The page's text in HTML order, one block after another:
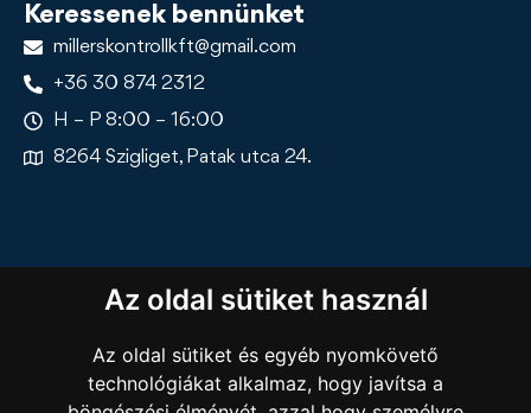
Az oldal sütiket használ
Az oldal sütiket és egyéb nyomkövető
technológiákat alkalmaz, hogy javítsa a
Keressenek bennünket
millerskontrollkft@gmail.com
+36 30 874 2312
H – P 8:00 – 16:00
8264 Szigliget, Patak utca 24.